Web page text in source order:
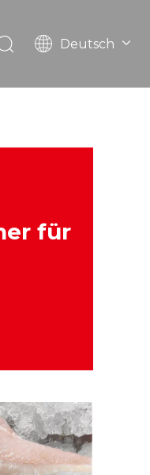
Deutsch
Português
für